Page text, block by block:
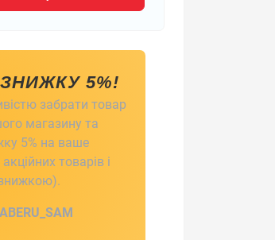
5%!
забрати товар
магазину та
5% на ваше
товарів і
знижкою).